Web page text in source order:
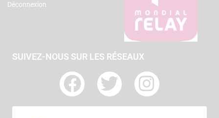
Déconnexion
SUIVEZ-NOUS SUR LES RÉSEAUX
F
a
T
w
I
n